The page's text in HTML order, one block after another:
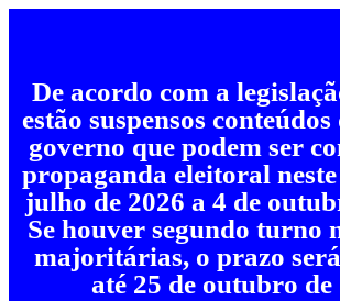
De acordo com a
estão suspensos conteúdos
governo que podem ser
propaganda eleitoral neste
julho de 2026 a 4 de
Se houver segundo turno
majoritárias, o prazo
até 25 de outubro de